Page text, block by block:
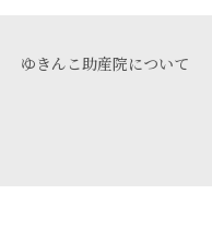
ゆきんこ助産院について